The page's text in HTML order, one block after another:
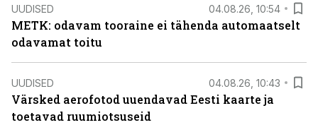
UUDISED 04.08.26, 10:54
METK: odavam tooraine ei tähenda automaatselt
odavamat toitu
UUDISED 04.08.26, 10:43
Värsked aerofotod uuendavad Eesti kaarte ja
toetavad ruumiotsuseid